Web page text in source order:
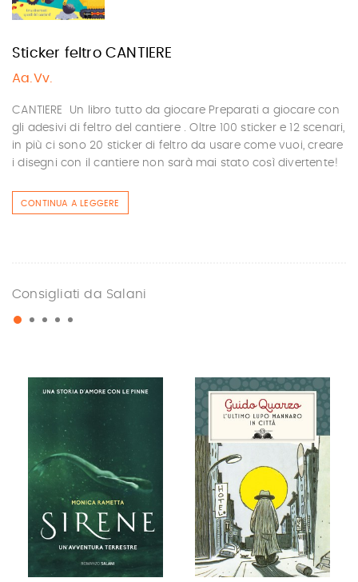
Sticker feltro CANTIERE
Aa.Vv.
CANTIERE Un libro tutto da giocare Preparati a giocare con
gli adesivi di feltro del cantiere . Oltre 100 sticker e 12 scenari,
in più ci sono 20 sticker di feltro da usare come vuoi, creare
i disegni con il cantiere non sarà mai stato così divertente!
CONTINUA A LEGGERE
Consigliati da Salani